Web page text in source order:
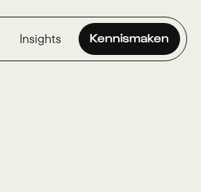
Insights Kennismaken